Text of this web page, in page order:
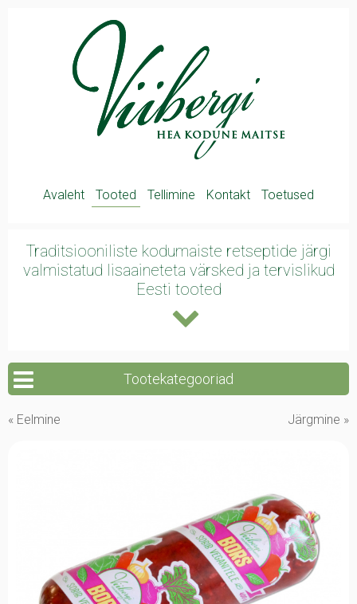
Avaleht Tooted Tellimine Kontakt Toetused
Traditsiooniliste kodumaiste retseptide järgi
valmistatud lisaaineteta värsked ja tervislikud
Eesti tooted
Tootekategooriad
« Eelmine Järgmine »